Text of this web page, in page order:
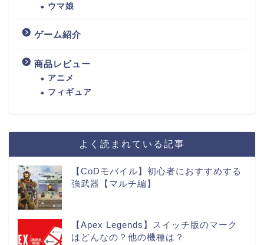
ウマ娘
ゲーム紹介
商品レビュー
アニメ
フィギュア
よく読まれている記事
【CoDモバイル】初心者におすすめする
強武器【マルチ編】
【Apex Legends】スイッチ版のマーク
はどんなの？他の機種は？